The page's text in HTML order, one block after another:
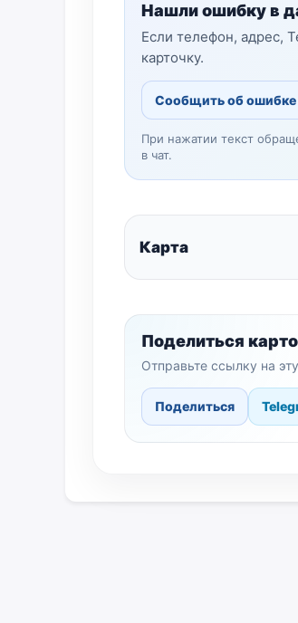
Нашли ошибку в
Если телефон, адрес,
карточку.
Сообщить об ошибке
При нажатии текст
в чат.
Карта
Поделиться
Отправьте ссылку на
Поделиться